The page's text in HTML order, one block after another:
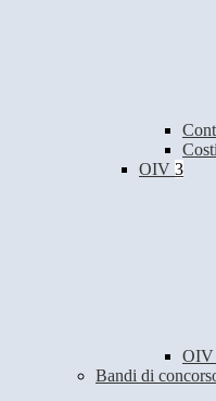
OIV 3
OIV
Bandi di